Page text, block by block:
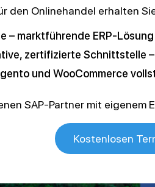
den Onlinehandel erhalten
– marktführende ERP-
zertifizierte Schnittstelle
und WooCommerce
SAP-Partner mit
Kostenlosen